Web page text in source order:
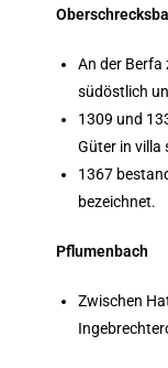
An der Berfa
südöstlich
1309 und
Güter in villa
1367
bezeichnet.
Pflumenbach
Zwischen